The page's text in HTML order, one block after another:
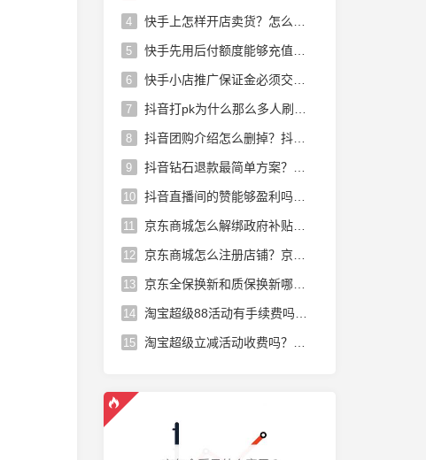
4
5
6
7
8 抖音团购介绍怎么删掉？抖音团购消费后的介绍怎么删除
9
10 抖音直播间的赞能够盈利吗？抖音直播的赞能赚钱吗
11 京东商城怎么解绑政府补贴？京东领取的政府补贴怎么解绑
12 京东商城怎么注册店铺？京东商城店铺怎么入驻入驻步骤有哪些
13 京东全保换新和质保换新哪个划算？京东全保换新和全保修哪个好
14 淘宝超级88活动有手续费吗？淘宝超级88会员有用吗
15